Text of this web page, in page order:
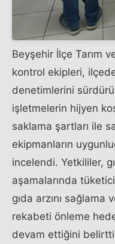
Beyşehir İlçe Tarım
kontrol ekipleri,
denetimlerini
işletmelerin hijyen
saklama şartları ile
ekipmanların
incelendi. Yetkililer,
aşamalarında
gıda arzını sağlama
rekabeti önleme
devam ettiğini